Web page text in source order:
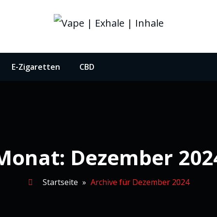
E-Zigaretten CBD
Dezember
Startseite » Archive für Dezember 2024